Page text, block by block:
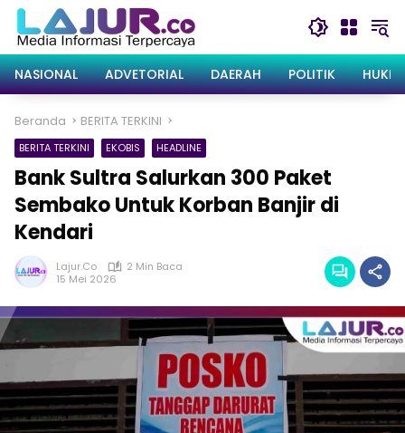
Langsung
konten
NASIONAL
ADVETORIAL DAERAH POLITIK
Beranda BERITA TERKINI
BERITA TERKINI EKOBIS HEADLINE
Bank Sultra Salurkan 300 Paket
Sembako Untuk Korban Banjir di
Kendari
Lajur.co
2 Min Baca
15 Mei 2026